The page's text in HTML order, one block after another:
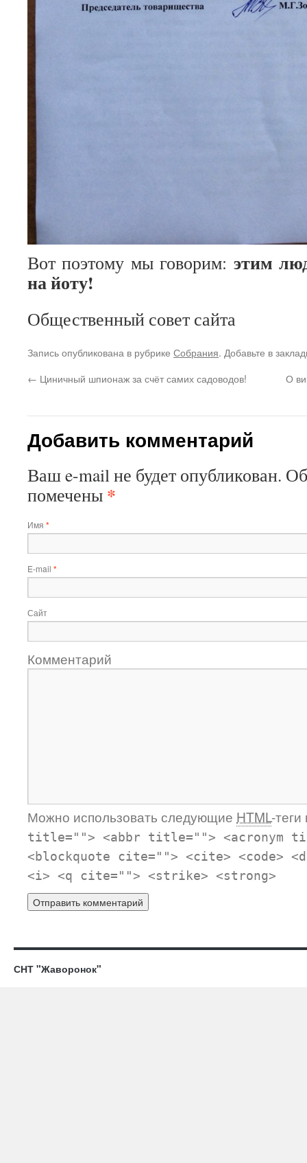
Вот поэтому мы говорим: этим
на йоту!
Общественный совет сайта
Запись опубликована в рубрике Собрания. Добавьте в
← Циничный шпионаж за счёт самих садоводов! О
Добавить комментарий
Ваш e-mail не будет опубликован.
помечены *
Имя *
E-mail *
Сайт
Комментарий
Можно использовать следующие HTML-
title=""> <abbr title=""> <acronym
<blockquote cite=""> <cite> <code>
<i> <q cite=""> <strike> <strong>
СНТ "Жаворонок"